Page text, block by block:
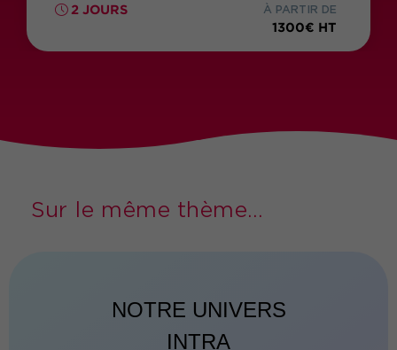
2 JOURS À PARTIR DE
1300€ HT
Sur le même thème...
NOTRE UNIVERS
INTRA